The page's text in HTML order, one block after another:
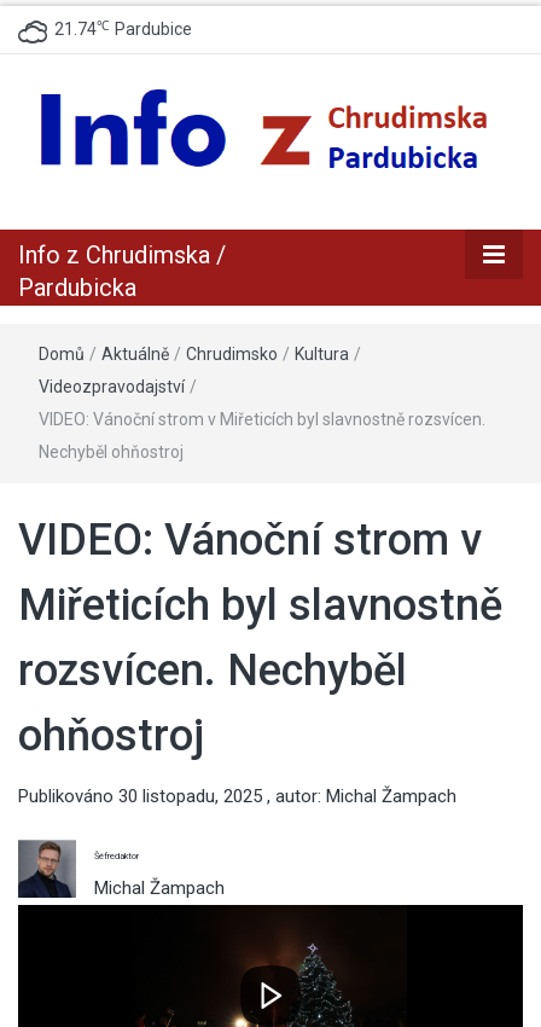
21.74℃ Pardubice
Info z
Pardubicka
Info z Chrudimska /
Pardubicka
Domů / Aktuálně / Chrudimsko / Kultura /
Videozpravodajství /
VIDEO: Vánoční strom v Miřeticích byl slavnostně rozsvícen.
Nechyběl ohňostroj
VIDEO: Vánoční strom v
Miřeticích byl slavnostně
rozsvícen. Nechyběl
ohňostroj
Publikováno 30 listopadu, 2025 , autor: Michal Žampach
Šéfredaktor
Michal Žampach